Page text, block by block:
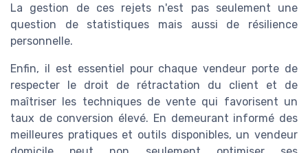
La gestion de ces rejets n'est pas seulement une
question de statistiques mais aussi de résilience
personnelle.
Enfin, il est essentiel pour chaque vendeur porte de
respecter le droit de rétractation du client et de
maîtriser les techniques de vente qui favorisent un
taux de conversion élevé. En demeurant informé des
meilleures pratiques et outils disponibles, un vendeur